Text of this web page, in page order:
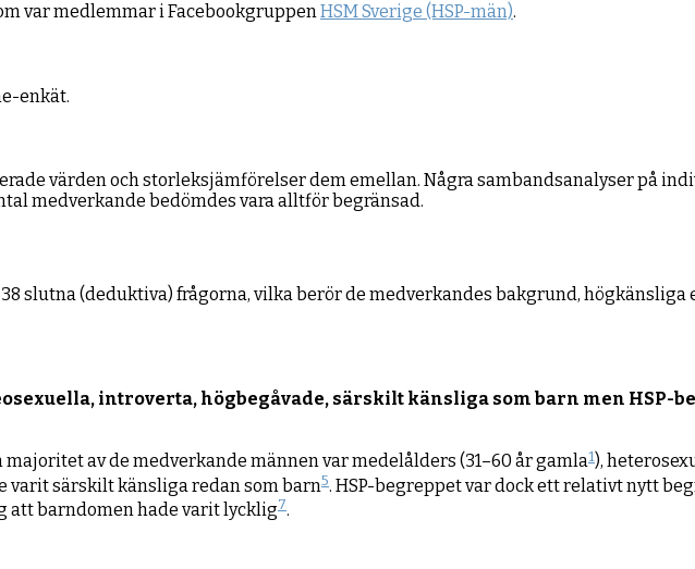
var medlemmar i FacebookgruppenHSM Sverige (HSP-män).
enkät.
värden och storleksjämförelser dem emellan. Några sambandsanalyser på
medverkande bedömdes vara alltför begränsad.
slutna (deduktiva) frågorna, vilka berör de medverkandes bakgrund,
introverta, högbegåvade, särskilt känsliga som barn men HSP-
av de medverkande männen var medelålders (31–60 år gamla1),
varit särskilt känsliga redan som barn5. HSP-begreppet var dock ett relativt nytt
att barndomen hade varit lycklig7.